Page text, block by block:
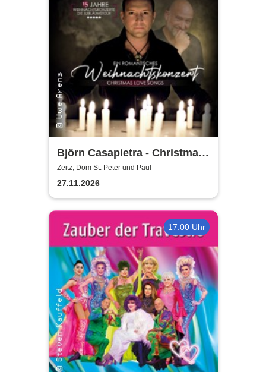
Björn Casapietra - Christmas
Love Songs
Zeitz, Dom St. Peter und Paul
27.11.2026
17:00 Uhr